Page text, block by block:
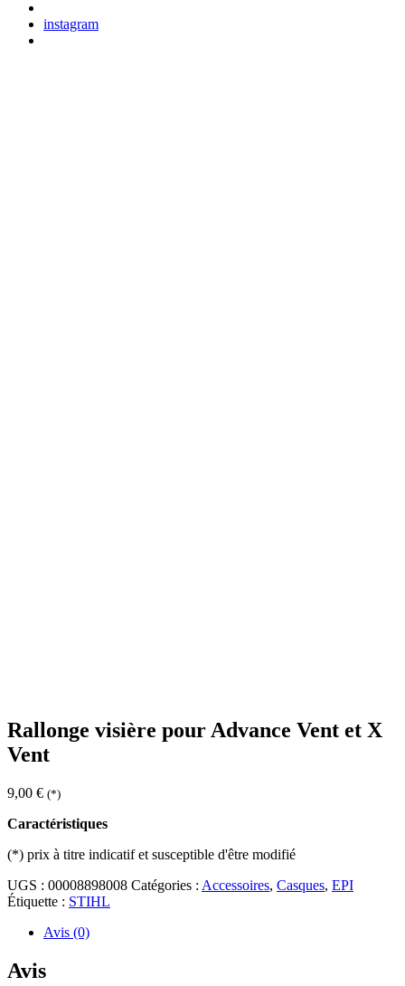
instagram
Rallonge visière pour Advance Vent et X
Vent
9,00 € (*)
Caractéristiques
(*) prix à titre indicatif et susceptible d'être modifié
UGS : 00008898008 Catégories : Accessoires, Casques, EPI
Étiquette : STIHL
Avis (0)
Avis